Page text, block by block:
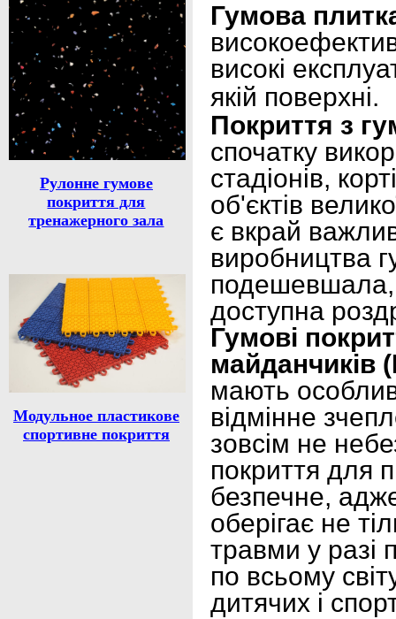
Рулонне гумове
покриття для
тренажерного зала
Модульное пластикове
спортивне покриття
Гумова
високі
якій поверхні.
Покриття з
спочатку
стадіонів,
об'єктів
є вкрай
виробництва
подешевшала,
доступна
Гумові
майданчиків
мають
відмінне
зовсім не
покриття для
безпечне,
оберігає не
травми у разі
по всьому
дитячих і